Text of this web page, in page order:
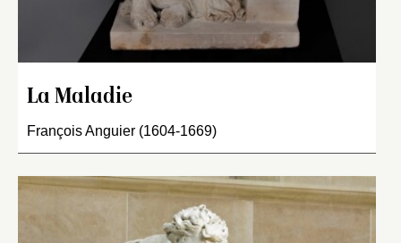
La Maladie
François Anguier (1604-1669)